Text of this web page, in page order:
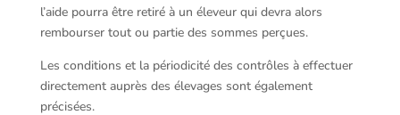
l’aide pourra être retiré à un éleveur qui devra alors
rembourser tout ou partie des sommes perçues.
Les conditions et la périodicité des contrôles à effectuer
directement auprès des élevages sont également
précisées.